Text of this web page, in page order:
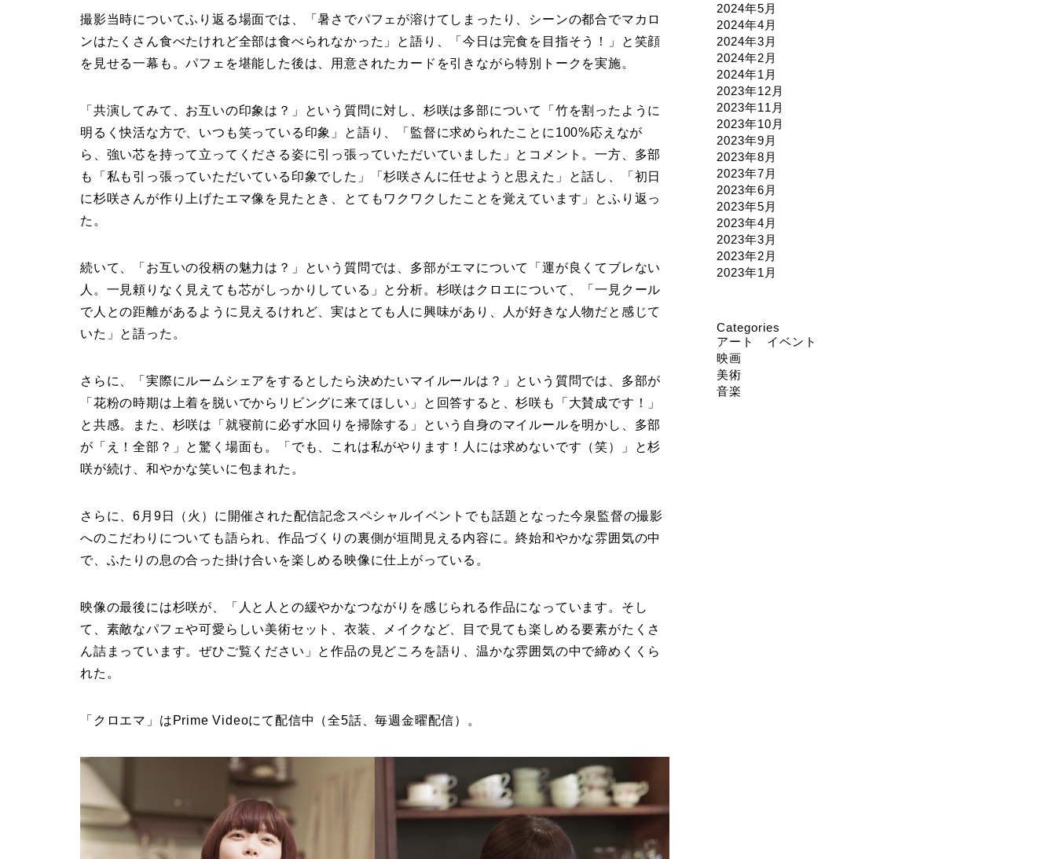
撮影当時についてふり返る場面では、「暑さでパフェが溶けてしまったり、シーンの都合でマカロ
ンはたくさん食べたけれど全部は食べられなかった」と語り、「今日は完食を目指そう！」と笑顔
を見せる一幕も。パフェを堪能した後は、用意されたカードを引きながら特別トークを実施。
「共演してみて、お互いの印象は？」という質問に対し、杉咲は多部について「竹を割ったように
明るく快活な方で、いつも笑っている印象」と語り、「監督に求められたことに100%応えなが
ら、強い芯を持って立ってくださる姿に引っ張っていただいていました」とコメント。一方、多部
も「私も引っ張っていただいている印象でした」「杉咲さんに任せようと思えた」と話し、「初日
に杉咲さんが作り上げたエマ像を見たとき、とてもワクワクしたことを覚えています」とふり返っ
た。
続いて、「お互いの役柄の魅力は？」という質問では、多部がエマについて「運が良くてブレない
人。一見頼りなく見えても芯がしっかりしている」と分析。杉咲はクロエについて、「一見クール
で人との距離があるように見えるけれど、実はとても人に興味があり、人が好きな人物だと感じて
いた」と語った。
さらに、「実際にルームシェアをするとしたら決めたいマイルールは？」という質問では、多部が
「花粉の時期は上着を脱いでからリビングに来てほしい」と回答すると、杉咲も「大賛成です！」
と共感。また、杉咲は「就寝前に必ず水回りを掃除する」という自身のマイルールを明かし、多部
が「え！全部？」と驚く場面も。「でも、これは私がやります！人には求めないです（笑）」と杉
咲が続け、和やかな笑いに包まれた。
さらに、6月9日（火）に開催された配信記念スペシャルイベントでも話題となった今泉監督の撮影
へのこだわりについても語られ、作品づくりの裏側が垣間見える内容に。終始和やかな雰囲気の中
で、ふたりの息の合った掛け合いを楽しめる映像に仕上がっている。
映像の最後には杉咲が、「人と人との緩やかなつながりを感じられる作品になっています。そし
て、素敵なパフェや可愛らしい美術セット、衣装、メイクなど、目で見ても楽しめる要素がたくさ
ん詰まっています。ぜひご覧ください」と作品の見どころを語り、温かな雰囲気の中で締めくくら
れた。
「クロエマ」はPrime Videoにて配信中（全5話、毎週金曜配信）。
2024年5月
2024年4月
2024年3月
2024年2月
2024年1月
2023年12月
2023年11月
2023年10月
2023年9月
2023年8月
2023年7月
2023年6月
2023年5月
2023年4月
2023年3月
2023年2月
2023年1月
Categories
アート イベント
映画
美術
音楽